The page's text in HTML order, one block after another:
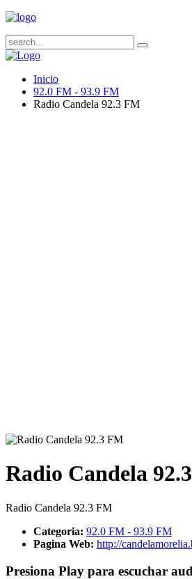
Inicio
92.0 FM - 93.9 FM
Radio Candela 92.3 FM
Radio Candela
Radio Candela 92.3 FM
Categoria: 92.0 FM - 93.9 FM
Pagina Web: http://
Presiona Play para escuchar